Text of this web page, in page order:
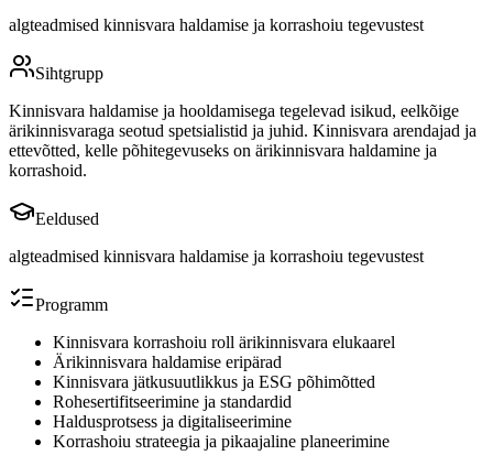
algteadmised kinnisvara haldamise ja korrashoiu tegevustest
Sihtgrupp
Kinnisvara haldamise ja hooldamisega tegelevad isikud, eelkõige
ärikinnisvaraga seotud spetsialistid ja juhid. Kinnisvara arendajad ja
ettevõtted, kelle põhitegevuseks on ärikinnisvara haldamine ja
korrashoid.
Eeldused
algteadmised kinnisvara haldamise ja korrashoiu tegevustest
Programm
Kinnisvara korrashoiu roll ärikinnisvara elukaarel
Ärikinnisvara haldamise eripärad
Kinnisvara jätkusuutlikkus ja ESG põhimõtted
Rohesertifitseerimine ja standardid
Haldusprotsess ja digitaliseerimine
Korrashoiu strateegia ja pikaajaline planeerimine